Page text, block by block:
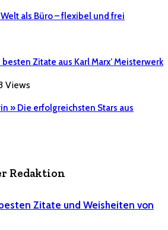
als Büro – flexibel und frei
Zitate aus Karl Marx’ Meisterwerk
Views
» Die erfolgreichsten Stars aus
Redaktion
Zitate und Weisheiten von